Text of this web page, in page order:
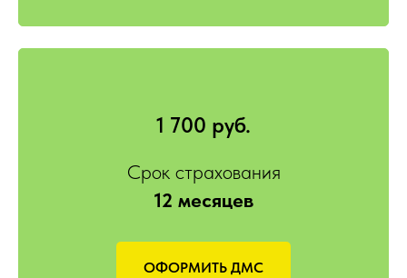
1 700 руб.
Срок страхования
12 месяцев
ОФОРМИТЬ ДМС